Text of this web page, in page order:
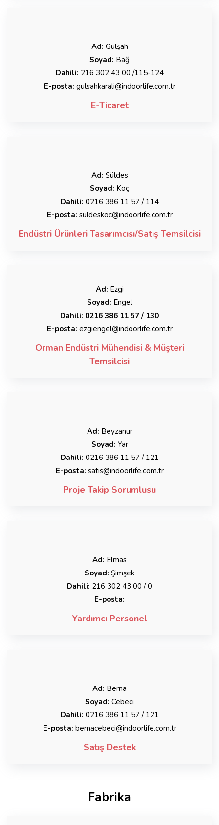
Ad: Gülşah
Soyad: Bağ
Dahili: 216 302 43 00 /115-124
E-posta: gulsahkarali@indoorlife.com.tr
E-Ticaret
Ad: Süldes
Soyad: Koç
Dahili: 0216 386 11 57 / 114
E-posta: suldeskoc@indoorlife.com.tr
Endüstri Ürünleri Tasarımcısı/Satış Temsilcisi
Ad: Ezgi
Soyad: Engel
Dahili: 0216 386 11 57 / 130
E-posta: ezgiengel@indoorlife.com.tr
Orman Endüstri Mühendisi & Müşteri
Temsilcisi
Ad: Beyzanur
Soyad: Yar
Dahili: 0216 386 11 57 / 121
E-posta: satis@indoorlife.com.tr
Proje Takip Sorumlusu
Ad: Elmas
Soyad: Şimşek
Dahili: 216 302 43 00 / 0
E-posta:
Yardımcı Personel
Ad: Berna
Soyad: Cebeci
Dahili: 0216 386 11 57 / 121
E-posta: bernacebeci@indoorlife.com.tr
Satış Destek
Fabrika